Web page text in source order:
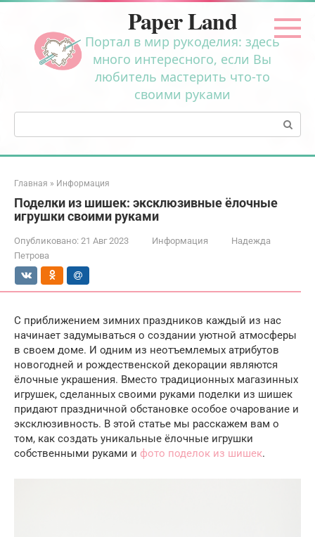
Перейти
контенту
Paper Land
Портал в мир рукоделия: здесь
много интересного, если Вы
любитель мастерить что-то
своими руками
Поиск:
Главная » Информация
Поделки из шишек: эксклюзивные ёлочные
игрушки своими руками
Опубликовано: 21 Авг 2023 Информация
Надежда
Петрова
С приближением зимних праздников каждый из нас
начинает задумываться о создании уютной атмосферы
в своем доме. И одним из неотъемлемых атрибутов
новогодней и рождественской декорации являются
ёлочные украшения. Вместо традиционных магазинных
игрушек, сделанных своими руками поделки из шишек
придают праздничной обстановке особое очарование и
эксклюзивность. В этой статье мы расскажем вам о
том, как создать уникальные ёлочные игрушки
собственными руками и фото поделок из шишек.